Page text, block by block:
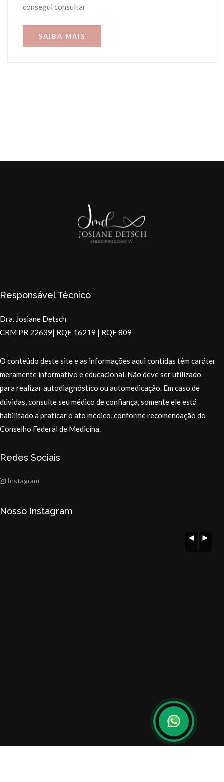
consegui consultar
SAIBA MAIS
Responsável Técnico
Dra. Josiane Detsch
CRM PR 22639| RQE 16219 | RQE 809
O conteúdo deste site e as informações aqui contidas têm caráter
meramente informativo e educacional. Não deve ser utilizado
para realizar autodiagnóstico ou automedicação. Em caso de
dúvidas, consulte seu médico de confiança, somente ele está
habilitado a praticar o ato médico, conforme recomendação do
Conselho Federal de Medicina.
Redes Sociais
Instagram
Nosso Instagram